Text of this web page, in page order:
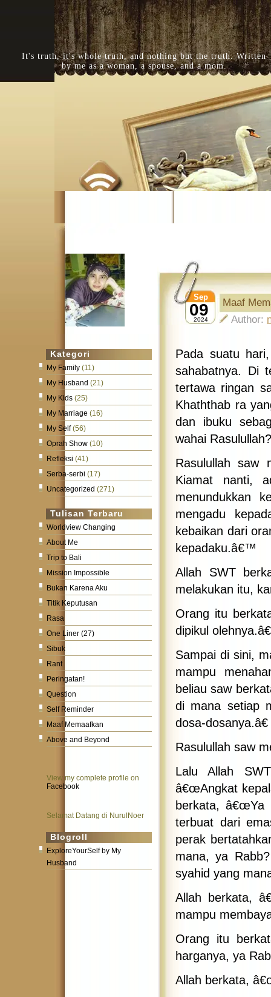
It's truth, it's whole truth, and nothing but the truth. Written
by me as a woman, a spouse, and a mom.
Kategori
My Family (11)
My Husband (21)
My Kids (25)
My Marriage (16)
My Self(56)
Oprah Show (10)
Refleksi (41)
Serba-serbi (17)
Uncategorized (271)
Tulisan Terbaru
Worldview Changing
About Me
Trip to Bali
Mission Impossible
Bukan Karena Aku
Titik Keputusan
Rasa
One Liner (27)
Sibuk
Rant
Peringatan!
Question
Self Reminder
Maaf Memaafkan
Above and Beyond
View my complete profile on
Facebook
Selamat Datang di NurulNoer
Blogroll
ExploreYourSelf by My
Husband
09
Sep
2024
Maaf
Author:
Pada suatu
sahabatnya. Di
tertawa ringan
Khaththab ra
dan ibuku
wahai
Rasulullah saw
Kiamat nanti,
menundukkan
mengadu
kebaikan dari
kepadaku.â€™
Allah SWT
melakukan itu,
Orang itu
dipikul
Sampai di sini,
mampu
beliau saw
di mana setiap
dosa-dosanya.â€
Rasulullah saw
Lalu Allah
â€œAngkat
berkata, â€œYa
terbuat dari
perak
mana, ya
syahid yang
Allah berkata,
mampu
Orang itu
harganya, ya
Allah berkata,